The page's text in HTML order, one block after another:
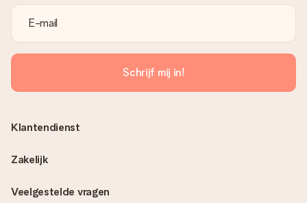
Schrijf mij in!
Veelgestelde vragen
Klantendienst
Zakelijk